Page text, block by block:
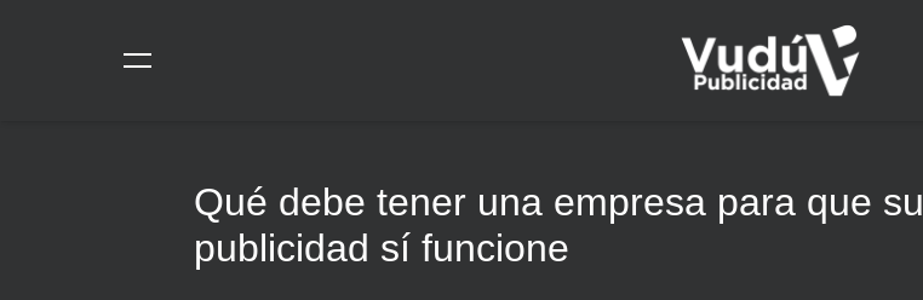
Qué debe tener una empresa para que su
publicidad sí funcione